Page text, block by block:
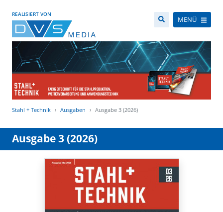
REALISIERT VON
MENÜ
Stahl + Technik Ausgaben Ausgabe 3 (2026)
Ausgabe 3 (2026)